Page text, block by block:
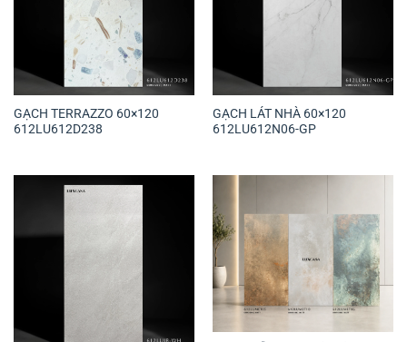
GẠCH TERRAZZO 60×120
612LU612D238
GẠCH LÁT NHÀ 60×120
612LU612N06-GP